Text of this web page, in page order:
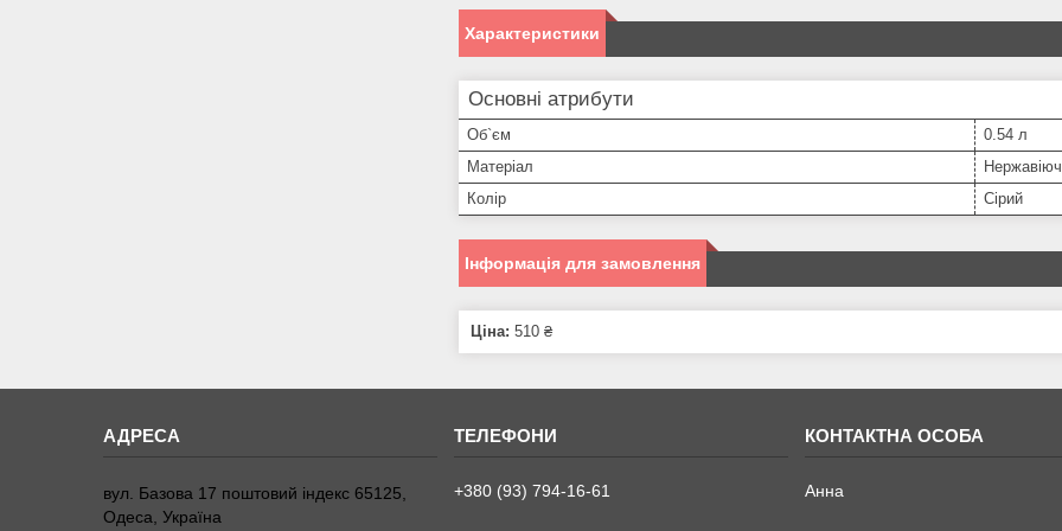
Характеристики
Основні атрибути
Об`єм
0.54 л
Матеріал
Колір
Сірий
Інформація для замовлення
Ціна: 510 ₴
вул. Базова 17 поштовий індекс 65125,
Одеса, Україна
+380 (93) 794-16-61 Анна